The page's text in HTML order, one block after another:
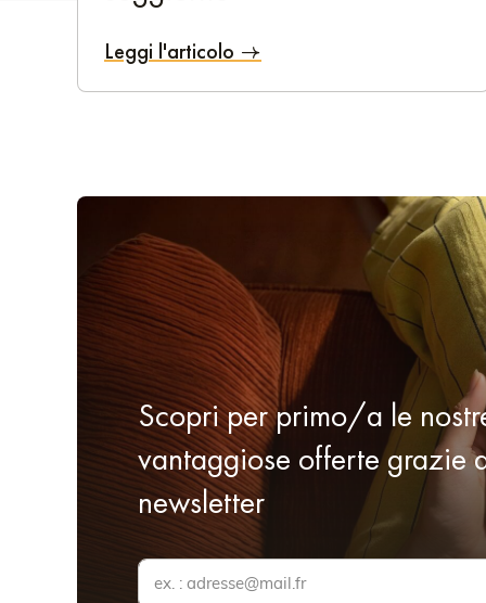
Museo delle Confluenz
e: questo museo di
Leggi l'articolo
Scopri per primo/a le
vantaggiose offerte grazie
newsletter